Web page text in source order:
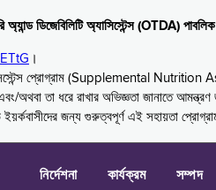
অ্যান্ড ডিজেবিলিটি অ্যাসিস্টেন্স (OTDA)
।
প্রোগ্রাম (Supplemental
তা ধরে রাখার অভিজ্ঞতা জানাতে আমন্ত্রণ
জন্য গুরুত্বপূর্ণ এই সহায়তা
নির্দেশনা কার্যক্রম সম্পদ